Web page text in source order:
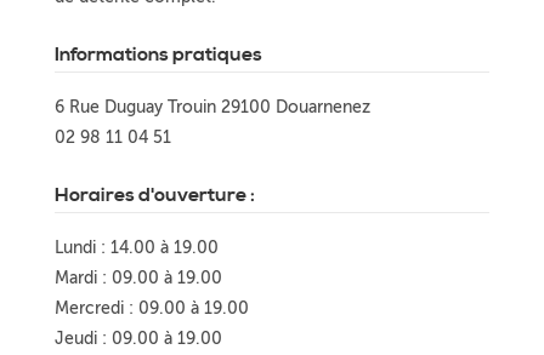
Informations pratiques
6 Rue Duguay Trouin 29100 Douarnenez
02 98 11 04 51
Horaires d'ouverture :
Lundi : 14.00 à 19.00
Mardi : 09.00 à 19.00
Mercredi : 09.00 à 19.00
Jeudi : 09.00 à 19.00